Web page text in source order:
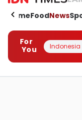
HomeFoodNews
For
You
Indonesia